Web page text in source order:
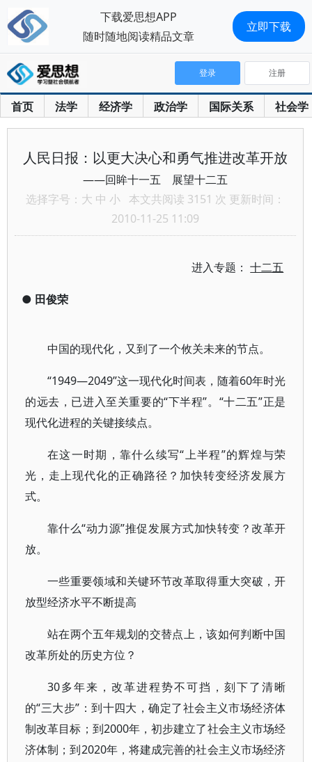
首页 法学 经济学 政治学 国际关系 社会学
登录 注册
人民日报：以更大决心和勇气推进改革开放
——回眸十一五 展望十二五
选择字号： 大 中 小 本文共阅读 3151 次 更新时间：
2010-11-25 11:09
进入专题：十二五
● 田俊荣
中国的现代化，又到了一个攸关未来的节点。
“1949—2049”这一现代化时间表，随着60年时光
的远去，已进入至关重要的“下半程”。“十二五”正是
现代化进程的关键接续点。
在这一时期，靠什么续写“上半程”的辉煌与荣
光，走上现代化的正确路径？加快转变经济发展方
式。
靠什么“动力源”推促发展方式加快转变？改革开
放。
一些重要领域和关键环节改革取得重大突破，开
放型经济水平不断提高
站在两个五年规划的交替点上，该如何判断中国
改革所处的历史方位？
30多年来，改革进程势不可挡，刻下了清晰
的“三大步”：到十四大，确定了社会主义市场经济体
制改革目标；到2000年，初步建立了社会主义市场经
济体制；到2020年，将建成完善的社会主义市场经济
下载爱思想APP
随时随地阅读精品文章
立即下载